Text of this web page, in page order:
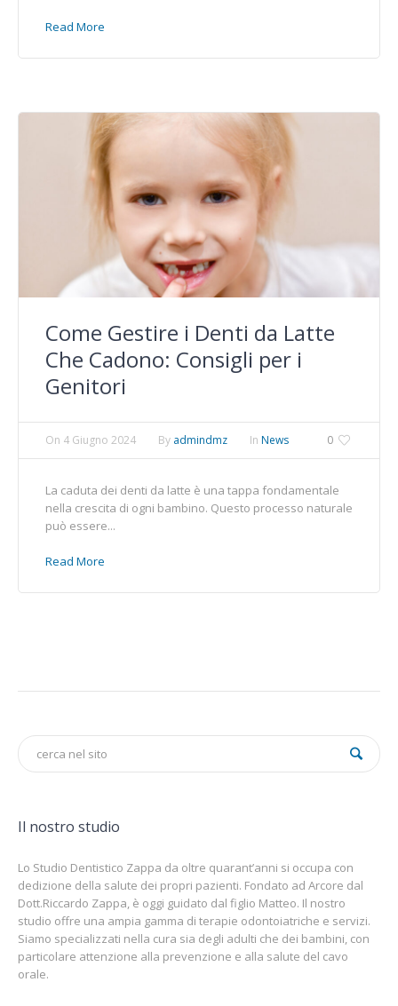
Read More
Come Gestire i Denti da Latte
Che Cadono: Consigli per i
Genitori
0
On 4 Giugno 2024 By admindmz In News
La caduta dei denti da latte è una tappa fondamentale
nella crescita di ogni bambino. Questo processo naturale
può essere...
Read More
Il nostro studio
Lo Studio Dentistico Zappa da oltre quarant’anni si occupa con
dedizione della salute dei propri pazienti. Fondato ad Arcore dal
Dott.Riccardo Zappa, è oggi guidato dal figlio Matteo. Il nostro
studio offre una ampia gamma di terapie odontoiatriche e servizi.
Siamo specializzati nella cura sia degli adulti che dei bambini, con
particolare attenzione alla prevenzione e alla salute del cavo
orale.